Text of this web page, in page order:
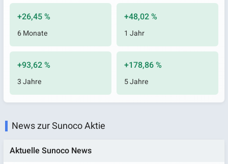
+26,45 %
6 Monate
+48,02 %
1 Jahr
+93,62 %
3 Jahre
+178,86 %
5 Jahre
News zur Sunoco Aktie
Aktuelle Sunoco News